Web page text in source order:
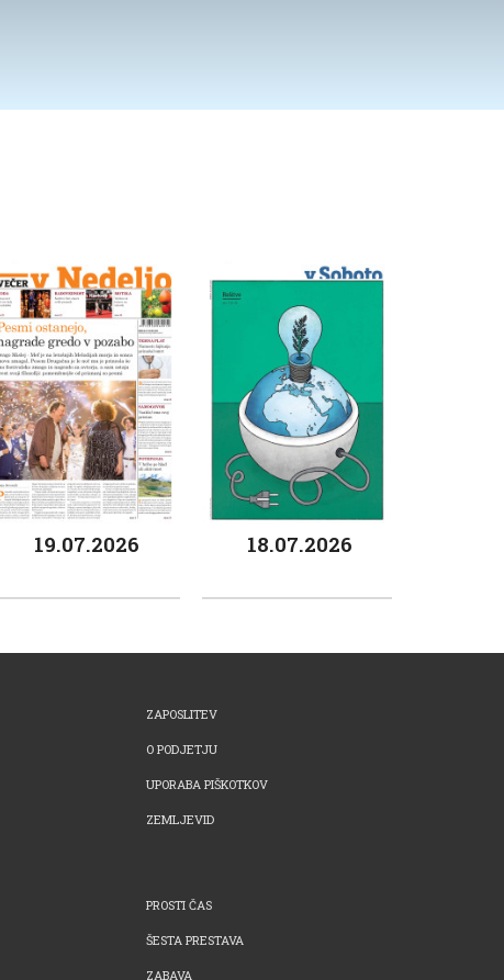
19.07.2026 18.07.2026
ZAPOSLITEV
O PODJETJU
UPORABA PIŠKOTKOV
ZEMLJEVID
PROSTI ČAS
ŠESTA PRESTAVA
ZABAVA